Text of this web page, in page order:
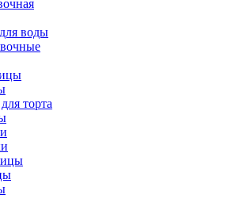
воды
торта